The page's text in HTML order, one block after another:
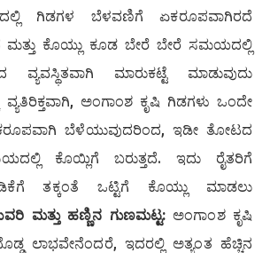
ಗಿಡಗಳ ಬೆಳವಣಿಗೆ ಏಕರೂಪವಾಗಿರದೆ
ಮತ್ತು ಕೊಯ್ಲು ಕೂಡ ಬೇರೆ ಬೇರೆ ಸಮಯದಲ್ಲಿ
ವ್ಯವಸ್ಥಿತವಾಗಿ ಮಾರುಕಟ್ಟೆ ಮಾಡುವುದು
ವ್ಯತಿರಿಕ್ತವಾಗಿ, ಅಂಗಾಂಶ ಕೃಷಿ ಗಿಡಗಳು ಒಂದೇ
ಬೆಳೆಯುವುದರಿಂದ, ಇಡೀ ತೋಟದ
ಕೊಯ್ಲಿಗೆ ಬರುತ್ತದೆ. ಇದು ರೈತರಿಗೆ
ತಕ್ಕಂತೆ ಒಟ್ಟಿಗೆ ಕೊಯ್ಲು ಮಾಡಲು
ಮತ್ತು ಹಣ್ಣಿನ ಗುಣಮಟ್ಟ: ಅಂಗಾಂಶ ಕೃಷಿ
ಲಾಭವೇನೆಂದರೆ, ಇದರಲ್ಲಿ ಅತ್ಯಂತ ಹೆಚ್ಚಿನ